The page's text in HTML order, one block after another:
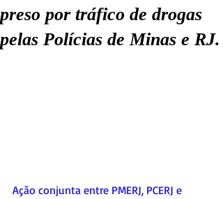
preso por tráfico de drogas
pelas Polícias de Minas e RJ.
Ação conjunta entre PMERJ, PCERJ e